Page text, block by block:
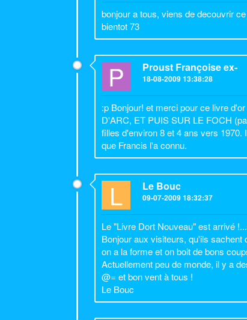
bonjour a tous, viens de decouvrir
bientot 73
P Proust Françoise ex-
18-08-2009 13:38:28
:p Bonjour! et merci pour ce livre
D'ARC, ET PUIS SUR LE FOCH
filles d'environ 8 et 4 ans vers
que Francis l'a connu.
L Le Bouc
09-07-2009 18:32:37
Le "Livre Dort Nouveau" est arrivé
Bonjour aux visiteurs, qu'ils
on a la forme et on boit de bons
Actuellement peu de monde, il y a
@= et bon vent à tous !
Le Bouc